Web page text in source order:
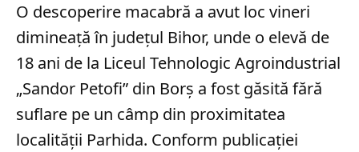
O descoperire macabră a avut loc vineri
dimineață în județul Bihor, unde o elevă de
18 ani de la Liceul Tehnologic Agroindustrial
„Sandor Petofi” din Borș a fost găsită fără
suflare pe un câmp din proximitatea
localității Parhida. Conform publicației